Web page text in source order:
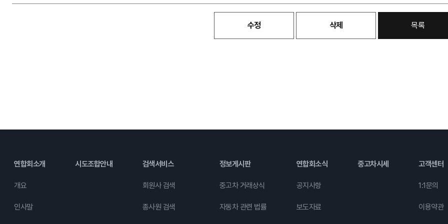
수정 삭제 목록
연합회소개
개요
인사말
시도조합안내 검색서비스
회원사 검색
종사원 검색
정보게시판
중고차 거래상식
자동차 관련 법률
연합회소식
공지사항
보도자료
중고차시세 고객센터
1:1문의
이용약관